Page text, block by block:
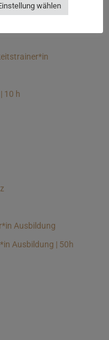
10 h
Ausbildung
Ausbildung | 50h
wählen